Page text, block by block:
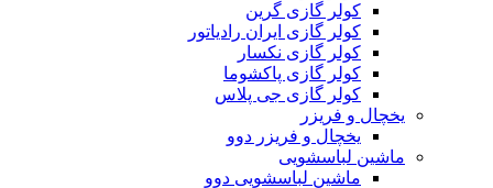
کولر گازی گرین
کولر گازی ایران رادیاتور
کولر گازی نکسار
کولر گازی پاکشوما
کولر گازی جی پلاس
یخچال و فریزر
یخچال و فریزر دوو
ماشین لباسشویی
ماشین لباسشویی دوو